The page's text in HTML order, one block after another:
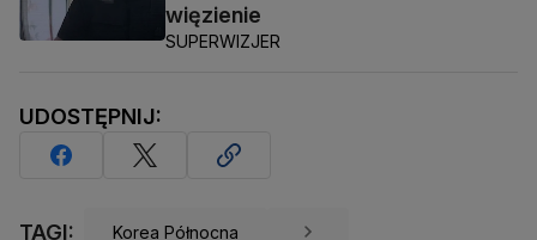
więzienie
SUPERWIZJER
UDOSTĘPNIJ:
TAGI: Korea Północna